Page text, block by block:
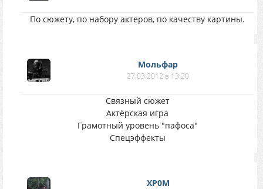
По сюжету, по набору актеров, по качеству картины.
Мольфар
27.03.2012 в 13:20
Связный сюжет
Актёрская игра
Грамотный уровень "пафоса"
Спецэффекты
XP0M